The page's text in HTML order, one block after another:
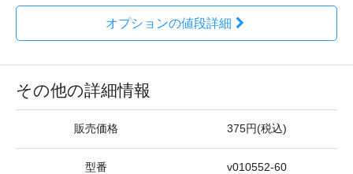
オプションの値段詳細
その他の詳細情報
販売価格 375円(税込)
型番 v010552-60